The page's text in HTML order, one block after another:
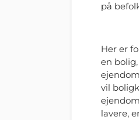
på
Her er
en
vil
lavere,